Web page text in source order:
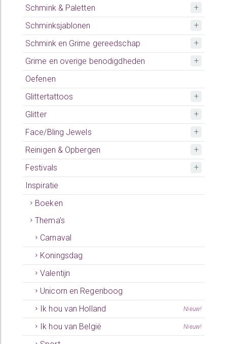
Schmink & Paletten
Schminksjablonen
Schmink en Grime gereedschap
Grime en overige benodigdheden
Oefenen
Glittertattoos
Glitter
Face/Bling Jewels
Reinigen & Opbergen
Festivals
Inspiratie
Boeken
Thema's
Carnaval
Koningsdag
Valentijn
Unicorn en Regenboog
Ik hou van Holland
Nieuw!
Ik hou van België Nieuw!